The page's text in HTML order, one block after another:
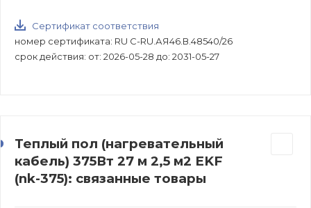
Сертификат соответствия
номер сертификата: RU С-RU.АЯ46.В.48540/26
срок действия: от: 2026-05-28 до: 2031-05-27
Теплый пол (нагревательный
кабель) 375Вт 27 м 2,5 м2 EKF
(nk-375): связанные товары